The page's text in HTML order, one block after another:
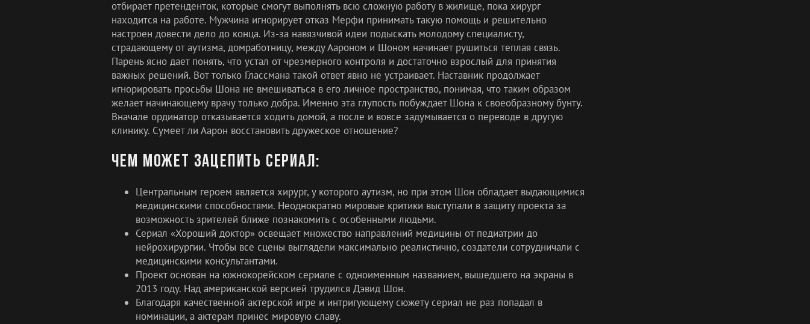
отбирает претенденток, которые смогут выполнять всю сложную работу в жилище, пока хирург
находится на работе. Мужчина игнорирует отказ Мерфи принимать такую помощь и решительно
настроен довести дело до конца. Из-за навязчивой идеи подыскать молодому специалисту,
страдающему от аутизма, домработницу, между Аароном и Шоном начинает рушиться теплая связь.
Парень ясно дает понять, что устал от чрезмерного контроля и достаточно взрослый для принятия
важных решений. Вот только Глассмана такой ответ явно не устраивает. Наставник продолжает
игнорировать просьбы Шона не вмешиваться в его личное пространство, понимая, что таким образом
желает начинающему врачу только добра. Именно эта глупость побуждает Шона к своеобразному бунту.
Вначале ординатор отказывается ходить домой, а после и вовсе задумывается о переводе в другую
клинику. Сумеет ли Аарон восстановить дружеское отношение?
Чем может зацепить сериал:
Центральным героем является хирург, у которого аутизм, но при этом Шон обладает выдающимися
медицинскими способностями. Неоднократно мировые критики выступали в защиту проекта за
возможность зрителей ближе познакомить с особенными людьми.
Сериал «Хороший доктор» освещает множество направлений медицины от педиатрии до
нейрохирургии. Чтобы все сцены выглядели максимально реалистично, создатели сотрудничали с
медицинскими консультантами.
Проект основан на южнокорейском сериале с одноименным названием, вышедшего на экраны в
2013 году. Над американской версией трудился Дэвид Шон.
Благодаря качественной актерской игре и интригующему сюжету сериал не раз попадал в
номинации, а актерам принес мировую славу.